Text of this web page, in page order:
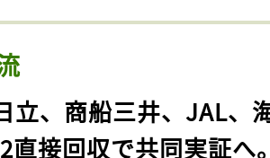
立、商船三井、JAL、
直接回収で共同実証へ